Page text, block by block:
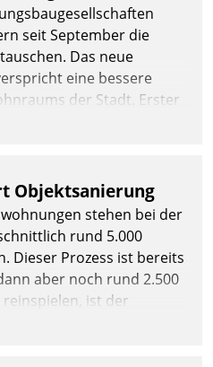
seit September die
Das neue
eine bessere
der Stadt. Erster
Lösung API-Hub mit
Objektsanierung
stehen bei der
rund 5.000
Dieser Prozess ist bereits
aber noch rund 2.500
ist der
immens. Im